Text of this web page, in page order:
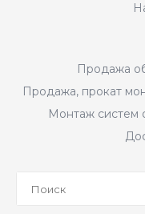
Продажа
Продажа, прокат
Монтаж систем